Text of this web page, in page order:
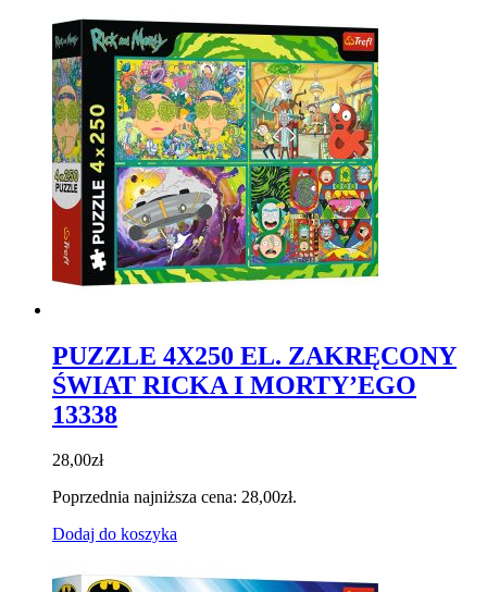
PUZZLE 4X250 EL. ZAKRĘCONY
ŚWIAT RICKA I MORTY’EGO
13338
28,00zł
Poprzednia najniższa cena: 28,00zł.
Dodaj do koszyka